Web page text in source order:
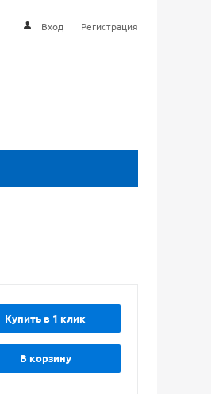
Вход Регистрация
Купить в 1 клик
В корзину